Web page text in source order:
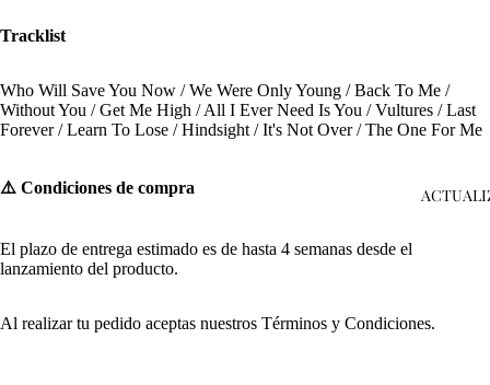
Tracklist
Who Will Save You Now / We Were Only Young / Back To Me /
Without You / Get Me High / All I Ever Need Is You / Vultures / Last
Forever / Learn To Lose / Hindsight / It's Not Over / The One For Me
⚠️ Condiciones de compra
El plazo de entrega estimado es de hasta 4 semanas desde el
lanzamiento del producto.
Al realizar tu pedido aceptas nuestros Términos y Condiciones.